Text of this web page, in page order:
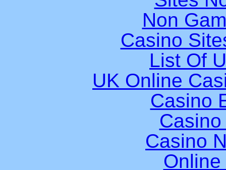
Non
Casino
List Of
UK Online
Casino
Casino